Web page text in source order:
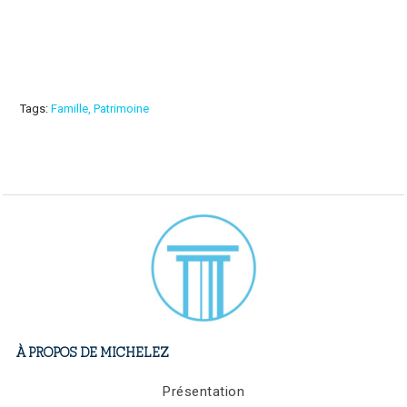
Tags: Famille,Patrimoine
À PROPOS DE MICHELEZ
Présentation